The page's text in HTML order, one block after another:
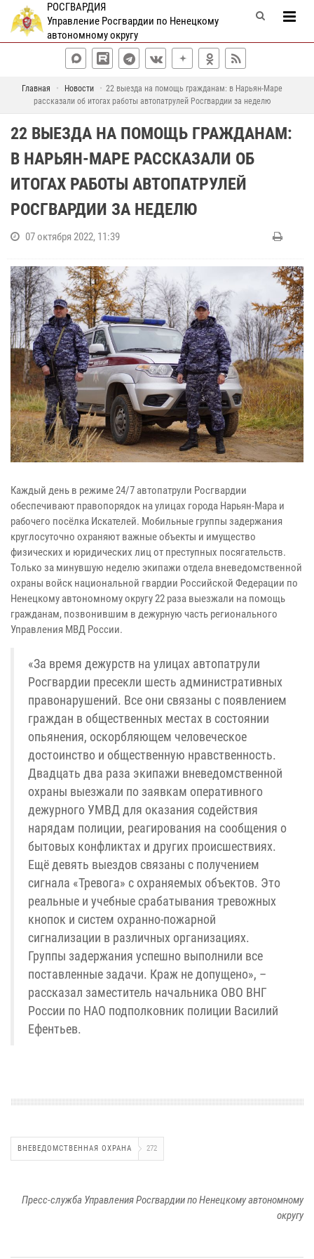
РОСГВАРДИЯ
Управление Росгвардии по Ненецкому
автономному округу
Главная Новости
22 выезда на помощь гражданам: в Нарьян-Маре
рассказали об итогах работы автопатрулей Росгвардии за неделю
22 ВЫЕЗДА НА ПОМОЩЬ ГРАЖДАНАМ:
В НАРЬЯН-МАРЕ РАССКАЗАЛИ ОБ
ИТОГАХ РАБОТЫ АВТОПАТРУЛЕЙ
РОСГВАРДИИ ЗА НЕДЕЛЮ
07 октября 2022, 11:39
Каждый день в режиме 24/7 автопатрули Росгвардии
обеспечивают правопорядок на улицах города Нарьян-Мара и
рабочего посёлка Искателей. Мобильные группы задержания
круглосуточно охраняют важные объекты и имущество
физических и юридических лиц от преступных посягательств.
Только за минувшую неделю экипажи отдела вневедомственной
охраны войск национальной гвардии Российской Федерации по
Ненецкому автономному округу 22 раза выезжали на помощь
гражданам, позвонившим в дежурную часть регионального
Управления МВД России.
«За время дежурств на улицах автопатрули
Росгвардии пресекли шесть административных
правонарушений. Все они связаны с появлением
граждан в общественных местах в состоянии
опьянения, оскорбляющем человеческое
достоинство и общественную нравственность.
Двадцать два раза экипажи вневедомственной
охраны выезжали по заявкам оперативного
дежурного УМВД для оказания содействия
нарядам полиции, реагирования на сообщения о
бытовых конфликтах и других происшествиях.
Ещё девять выездов связаны с получением
сигнала «Тревога» с охраняемых объектов. Это
реальные и учебные срабатывания тревожных
кнопок и систем охранно-пожарной
сигнализации в различных организациях.
Группы задержания успешно выполнили все
поставленные задачи. Краж не допущено», –
рассказал заместитель начальника ОВО ВНГ
России по НАО подполковник полиции Василий
Ефентьев.
ВНЕВЕДОМСТВЕННАЯ ОХРАНА 272
Пресс-служба Управления Росгвардии по Ненецкому автономному
округу